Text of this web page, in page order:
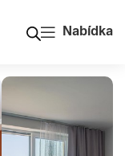
Nabídka